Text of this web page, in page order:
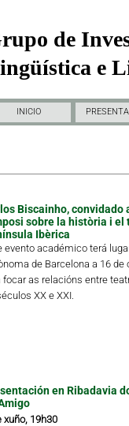
de
e
INICIO
Biscainho, convidado
sobre la història i el
Ibèrica
evento académico terá
de Barcelona a 16 de
focar as relacións entre
XX e XXI.
en Ribadavia
xuño, 19h30